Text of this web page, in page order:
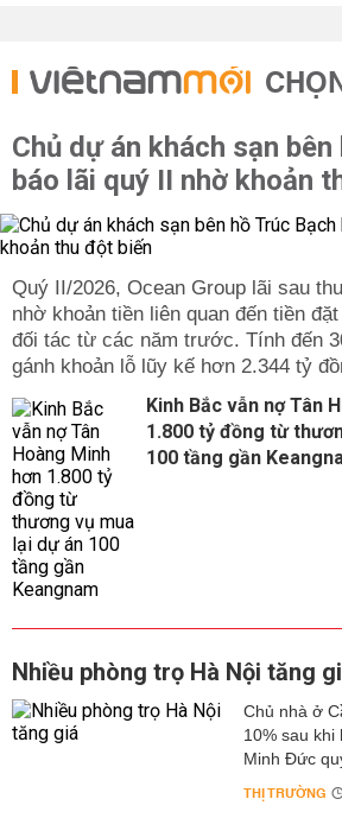
Chủ dự án khách sạn
báo lãi quý II nhờ khoản
Quý II/2026, Ocean Group lãi sau
nhờ khoản tiền liên quan đến tiền
đối tác từ các năm trước. Tính đến
gánh khoản lỗ lũy kế hơn 2.344 tỷ
Kinh Bắc vẫn nợ Tân
1.800 tỷ đồng từ
100 tầng gần
Nhiều phòng trọ Hà Nội tăng
Chủ nhà ở
10% sau khi
Minh Đức
THỊ TRƯỜNG